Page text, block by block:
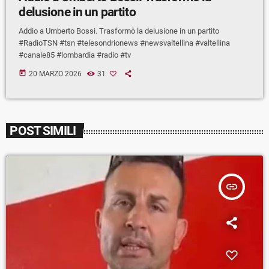
delusione in un partito
Addio a Umberto Bossi. Trasformò la delusione in un partito
#RadioTSN #tsn #telesondrionews #newsvaltellina #valtellina
#canale85 #lombardia #radio #tv
today 20 MARZO 2026 31
POST SIMILI
insert_link